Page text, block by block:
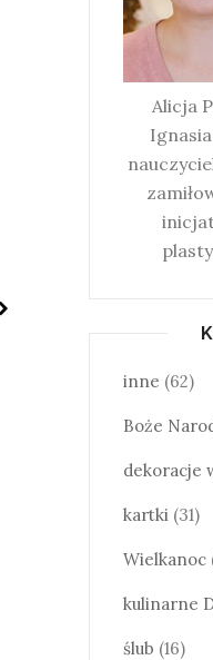
Alicja
inne (62)
Boże
dekoracje
kartki (31)
Wielkanoc
kulinarne
ślub (16)